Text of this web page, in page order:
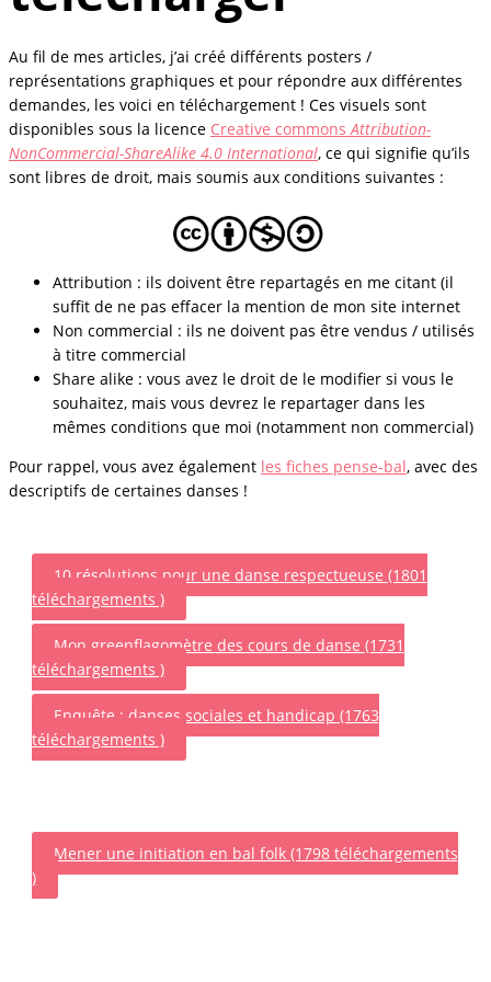
Au fil de mes articles, j’ai créé différents posters /
représentations graphiques et pour répondre aux différentes
demandes, les voici en téléchargement ! Ces visuels sont
disponibles sous la licence Creative commons Attribution-
NonCommercial-ShareAlike 4.0 International, ce qui signifie qu’ils
sont libres de droit, mais soumis aux conditions suivantes :
Attribution : ils doivent être repartagés en me citant (il
suffit de ne pas effacer la mention de mon site internet
Non commercial : ils ne doivent pas être vendus / utilisés
à titre commercial
Share alike : vous avez le droit de le modifier si vous le
souhaitez, mais vous devrez le repartager dans les
mêmes conditions que moi (notamment non commercial)
Pour rappel, vous avez également les fiches pense-bal, avec des
descriptifs de certaines danses !
10 résolutions pour une danse respectueuse (1801
téléchargements )
Mon greenflagomètre des cours de danse (1731
téléchargements )
Enquête : danses sociales et handicap (1763
téléchargements )
Mener une initiation en bal folk (1798 téléchargements
)